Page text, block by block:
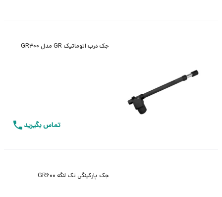
جک درب اتوماتیک GR مدل GR400
تماس بگیرید
جک پارکینگی تک لنگه GR600